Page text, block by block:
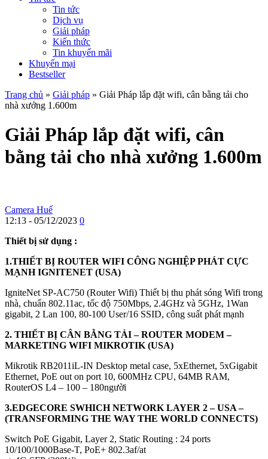
Tin tức
Dịch vụ
Giải pháp
Kiến thức
Tin khuyến mãi
Khuyến mại
Bestseller
Trang chủ » Giải pháp » Giải Pháp lắp đặt wifi, cân bằng tải cho
nhà xưởng 1.600m
Giải Pháp lắp đặt wifi, cân
bằng tải cho nhà xưởng 1.600m
Camera Huế
12:13 - 05/12/2023 0
Thiết bị sử dụng :
1.THIẾT BỊ ROUTER WIFI CÔNG NGHIỆP PHÁT CỰC
MẠNH IGNITENET (USA)
IgniteNet SP-AC750 (Router Wifi) Thiết bị thu phát sóng Wifi trong
nhà, chuẩn 802.11ac, tốc độ 750Mbps, 2.4GHz và 5GHz, 1Wan
gigabit, 2 Lan 100, 80-100 User/16 SSID, công suất phát mạnh
2. THIẾT BỊ CÂN BẰNG TẢI – ROUTER MODEM –
MARKETING WIFI MIKROTIK (USA)
Mikrotik RB2011iL-IN Desktop metal case, 5xEthernet, 5xGigabit
Ethernet, PoE out on port 10, 600MHz CPU, 64MB RAM,
RouterOS L4 – 100 – 180người
3.EDGECORE SWHICH NETWORK LAYER 2 – USA –
(TRANSFORMING THE WAY THE WORLD CONNECTS)
Switch PoE Gigabit, Layer 2, Static Routing : 24 ports
10/100/1000Base‐T, PoE+ 802.3af/at